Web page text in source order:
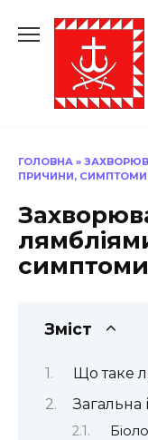
до
ГОЛОВНА »
ПРИЧИНИ, СИМПТОМИ
симптоми
Зміст
Що таке
Загальна